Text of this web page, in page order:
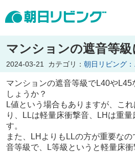
マンションの遮音等
2024-03-21 カテゴリ： 朝日リビング
マンションの遮音等級でL40や
しょうか？
L値という場合もありますが、こ
り、LLは軽量床衝撃音、LHは重
す。
また、LHよりもLLの方が重要な
音等級で、L等級というと軽量床